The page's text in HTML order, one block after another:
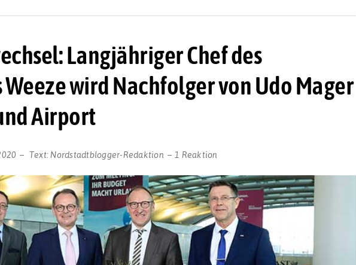
Langjähriger Chef des
wird Nachfolger von Udo Mager
Airport
Text: Nordstadtblogger-Redaktion 1 Reaktion